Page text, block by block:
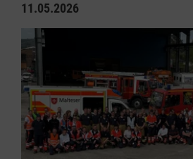
11.05.2026